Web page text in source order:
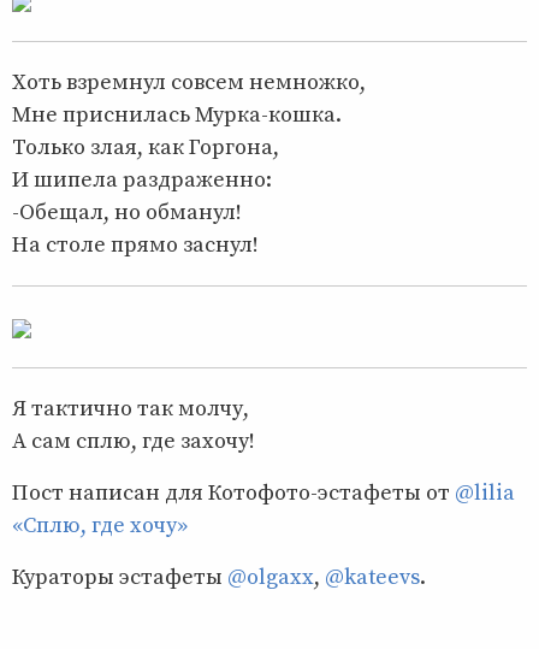
Хоть взремнул совсем немножко,
Мне приснилась Мурка-кошка.
Только злая, как Горгона,
И шипела раздраженно:
-Обещал, но обманул!
На столе прямо заснул!
Я тактично так молчу,
А сам сплю, где захочу!
Пост написан для Котофото-эстафеты от @lilia
«Сплю, где хочу»
Кураторы эстафеты @olgaxx, @kateevs.